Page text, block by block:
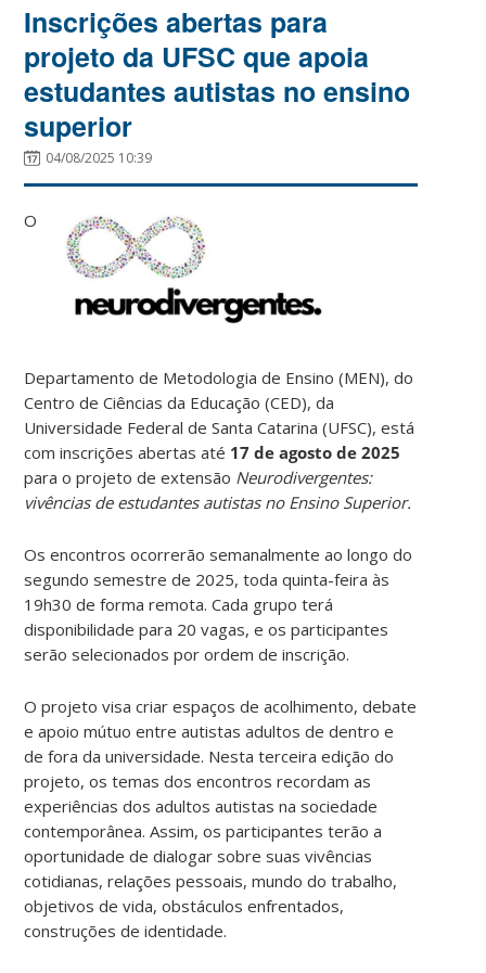
Inscrições abertas para
projeto da UFSC que apoia
estudantes autistas no ensino
superior
04/08/2025 10:39
O
Departamento de Metodologia de Ensino (MEN), do
Centro de Ciências da Educação (CED), da
Universidade Federal de Santa Catarina (UFSC), está
com inscrições abertas até 17 de agosto de 2025
para o projeto de extensão Neurodivergentes:
vivências de estudantes autistas no Ensino Superior.
Os encontros ocorrerão semanalmente ao longo do
segundo semestre de 2025, toda quinta-feira às
19h30 de forma remota. Cada grupo terá
disponibilidade para 20 vagas, e os participantes
serão selecionados por ordem de inscrição.
O projeto visa criar espaços de acolhimento, debate
e apoio mútuo entre autistas adultos de dentro e
de fora da universidade. Nesta terceira edição do
projeto, os temas dos encontros recordam as
experiências dos adultos autistas na sociedade
contemporânea. Assim, os participantes terão a
oportunidade de dialogar sobre suas vivências
cotidianas, relações pessoais, mundo do trabalho,
objetivos de vida, obstáculos enfrentados,
construções de identidade.